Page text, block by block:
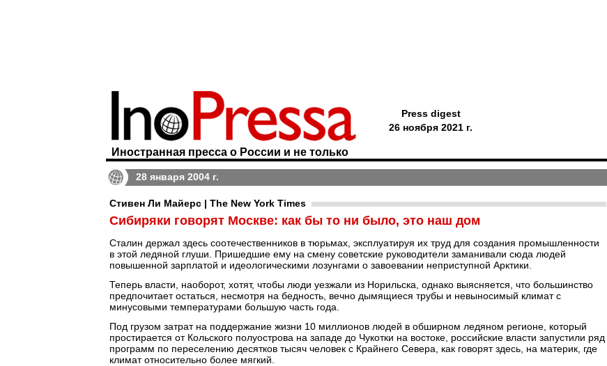
Иностранная пресса о России и не только
Press digest
26 ноября 2021 г.
28 января 2004 г.
Стивен Ли Майерс | The New York Times
Сибиряки говорят Москве: как бы то ни было, это наш дом
Сталин держал здесь соотечественников в тюрьмах, эксплуатируя их труд для создания промышленности
в этой ледяной глуши. Пришедшие ему на смену советские руководители заманивали сюда людей
повышенной зарплатой и идеологическими лозунгами о завоевании неприступной Арктики.
Теперь власти, наоборот, хотят, чтобы люди уезжали из Норильска, однако выясняется, что большинство
предпочитает остаться, несмотря на бедность, вечно дымящиеся трубы и невыносимый климат с
минусовыми температурами большую часть года.
Под грузом затрат на поддержание жизни 10 миллионов людей в обширном ледяном регионе, который
простирается от Кольского полуострова на западе до Чукотки на востоке, российские власти запустили ряд
программ по переселению десятков тысяч человек с Крайнего Севера, как говорят здесь, на материк, где
климат относительно более мягкий.